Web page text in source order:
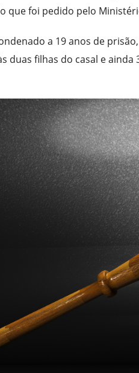
que foi pedido pelo
a 19 anos de
duas filhas do casal e